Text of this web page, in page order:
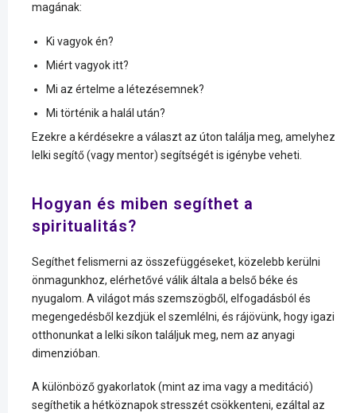
magának:
Ki vagyok én?
Miért vagyok itt?
Mi az értelme a létezésemnek?
Mi történik a halál után?
Ezekre a kérdésekre a választ az úton találja meg, amelyhez
lelki segítő (vagy mentor) segítségét is igénybe veheti.
Hogyan és miben segíthet a
spiritualitás?
Segíthet felismerni az összefüggéseket, közelebb kerülni
önmagunkhoz, elérhetővé válik általa a belső béke és
nyugalom. A világot más szemszögből, elfogadásból és
megengedésből kezdjük el szemlélni, és rájövünk, hogy igazi
otthonunkat a lelki síkon találjuk meg, nem az anyagi
dimenzióban.
A különböző gyakorlatok (mint az ima vagy a meditáció)
segíthetik a hétköznapok stresszét csökkenteni, ezáltal az